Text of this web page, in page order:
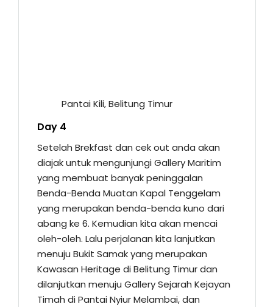
Pantai Kili, Belitung Timur
Day 4
Setelah Brekfast dan cek out anda akan
diajak untuk mengunjungi Gallery Maritim
yang membuat banyak peninggalan
Benda-Benda Muatan Kapal Tenggelam
yang merupakan benda-benda kuno dari
abang ke 6. Kemudian kita akan mencai
oleh-oleh. Lalu perjalanan kita lanjutkan
menuju Bukit Samak yang merupakan
Kawasan Heritage di Belitung Timur dan
dilanjutkan menuju Gallery Sejarah Kejayan
Timah di Pantai Nyiur Melambai, dan